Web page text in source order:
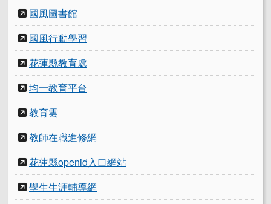
國風圖書館
國風行動學習
花蓮縣教育處
均一教育平台
教育雲
教師在職進修網
花蓮縣openid入口網站
學生生涯輔導網